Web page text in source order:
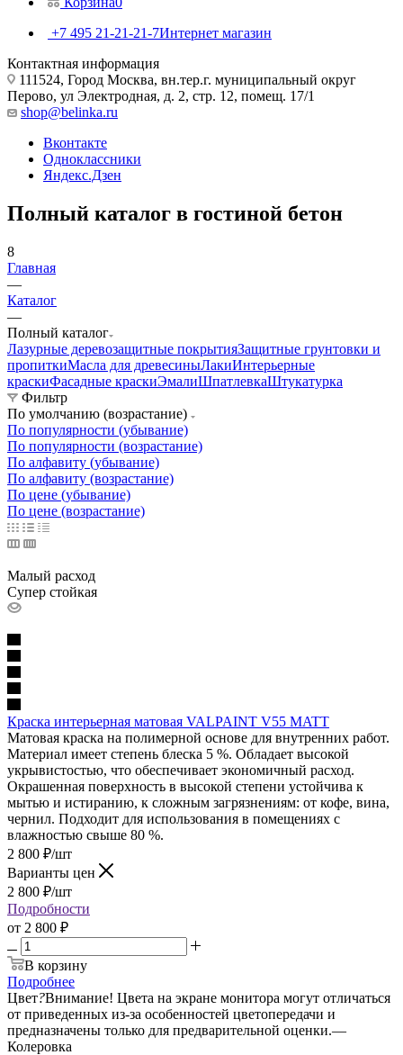
+7 495 21-21-21-7Интернет магазин
Контактная информация
111524, Город Москва, вн.тер.г. муниципальный округ
Перово, ул Электродная, д. 2, стр. 12, помещ. 17/1
shop@belinka.ru
Вконтакте
Одноклассники
Яндекс.Дзен
Полный каталог в гостиной бетон
8
Главная
—
Каталог
—
Полный каталог
Лазурные деревозащитные покрытияЗащитные грунтовки и
пропиткиМасла для древесиныЛакиИнтерьерные
краскиФасадные краскиЭмалиШпатлевкаШтукатурка
Фильтр
По умолчанию (возрастание)
По популярности (убывание)
По популярности (возрастание)
По алфавиту (убывание)
По алфавиту (возрастание)
По цене (убывание)
По цене (возрастание)
Малый расход
Супер стойкая
Краска интерьерная матовая VALPAINT V55 MATT
Матовая краска на полимерной основе для внутренних работ.
Материал имеет степень блеска 5 %. Обладает высокой
укрывистостью, что обеспечивает экономичный расход.
Окрашенная поверхность в высокой степени устойчива к
мытью и истиранию, к сложным загрязнениям: от кофе, вина,
чернил. Подходит для использования в помещениях с
влажностью свыше 80 %.
2 800 ₽/шт
Варианты цен
2 800 ₽/шт
Подробности
от 2 800 ₽
В корзину
Подробнее
Цвет?Внимание! Цвета на экране монитора могут отличаться
от приведенных из-за особенностей цветопередачи и
предназначены только для предварительной оценки.—
Колеровка